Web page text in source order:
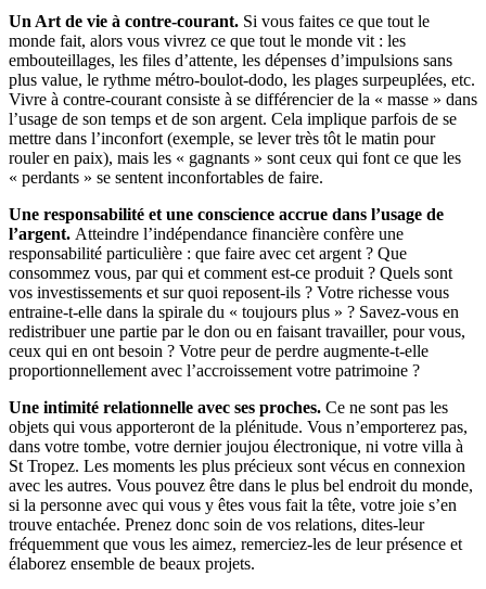
Un Art de vie à contre-courant. Si vous faites ce que tout le
monde fait, alors vous vivrez ce que tout le monde vit : les
embouteillages, les files d’attente, les dépenses d’impulsions sans
plus value, le rythme métro-boulot-dodo, les plages surpeuplées, etc.
Vivre à contre-courant consiste à se différencier de la « masse » dans
l’usage de son temps et de son argent. Cela implique parfois de se
mettre dans l’inconfort (exemple, se lever très tôt le matin pour
rouler en paix), mais les « gagnants » sont ceux qui font ce que les
« perdants » se sentent inconfortables de faire.
Une responsabilité et une conscience accrue dans l’usage de
l’argent. Atteindre l’indépendance financière confère une
responsabilité particulière : que faire avec cet argent ? Que
consommez vous, par qui et comment est-ce produit ? Quels sont
vos investissements et sur quoi reposent-ils ? Votre richesse vous
entraine-t-elle dans la spirale du « toujours plus » ? Savez-vous en
redistribuer une partie par le don ou en faisant travailler, pour vous,
ceux qui en ont besoin ? Votre peur de perdre augmente-t-elle
proportionnellement avec l’accroissement votre patrimoine ?
Une intimité relationnelle avec ses proches. Ce ne sont pas les
objets qui vous apporteront de la plénitude. Vous n’emporterez pas,
dans votre tombe, votre dernier joujou électronique, ni votre villa à
St Tropez. Les moments les plus précieux sont vécus en connexion
avec les autres. Vous pouvez être dans le plus bel endroit du monde,
si la personne avec qui vous y êtes vous fait la tête, votre joie s’en
trouve entachée. Prenez donc soin de vos relations, dites-leur
fréquemment que vous les aimez, remerciez-les de leur présence et
élaborez ensemble de beaux projets.